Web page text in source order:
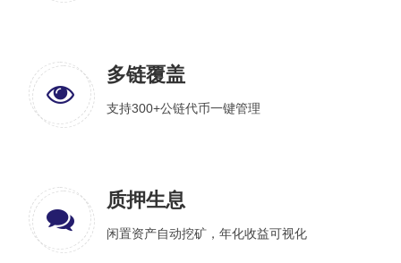
多链覆盖
支持300+公链代币一键管理
质押生息
闲置资产自动挖矿，年化收益可视化